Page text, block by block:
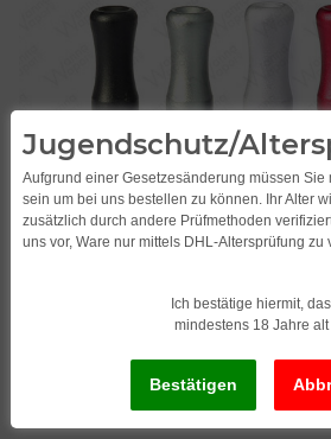
Jugendschutz/
Aufgrund einer Gesetzesänderung müssen Sie
sein um bei uns bestellen zu können. Ihr Alter
zusätzlich durch andere Prüfmethoden
uns vor, Ware nur mittels DHL-Altersprüfung zu
Ich bestätige hiermit,
mindestens 18 Jahre